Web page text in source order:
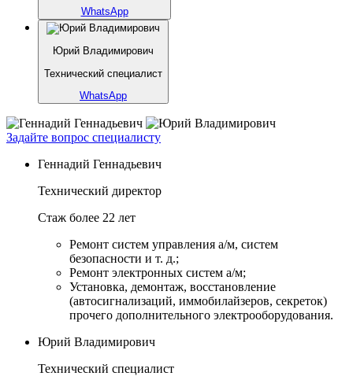
WhatsApp
Юрий Владимирович
Технический специалист
WhatsApp
Задайте вопрос специалисту
Геннадий Геннадьевич
Технический директор
Стаж более 22 лет
Ремонт систем управления а/м, систем
безопасности и т. д.;
Ремонт электронных систем а/м;
Установка, демонтаж, восстановление
(автосигнализаций, иммобилайзеров, секреток)
прочего дополнительного электрооборудования.
Юрий Владимирович
Технический специалист